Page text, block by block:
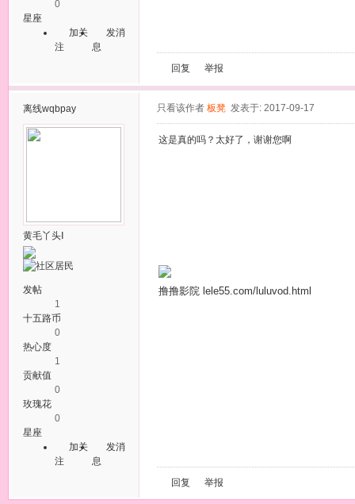
0
星座
加关
注
发消
息
回复 举报
离线wqbpay
黄毛丫头Ⅰ
发帖
1
十五路币
0
热心度
1
贡献值
0
玫瑰花
0
星座
加关
注
发消
息
只看该作者 板凳 发表于: 2017-09-17
这是真的吗？太好了，谢谢您啊
撸撸影院 lele55.com/luluvod.html
回复 举报